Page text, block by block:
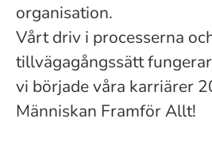
organisation.
Vårt driv i processerna
tillvägagångssätt
vi började våra karriärer
Människan Framför Allt!